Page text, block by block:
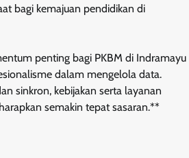
bagi kemajuan pendidikan di
penting bagi PKBM di Indramayu
dalam mengelola data.
sinkron, kebijakan serta layanan
semakin tepat sasaran.**